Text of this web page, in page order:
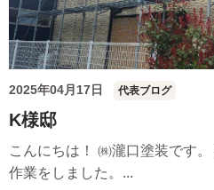
2025年04月17日 代表ブログ
K様邸
こんにちは！ ㈱瀧口塗装です
作業をしました。...